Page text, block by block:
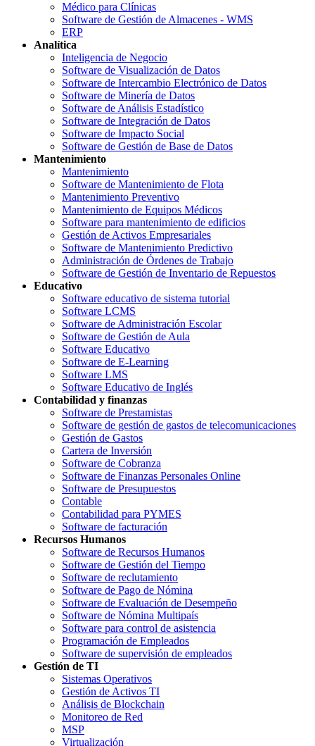
Médico para Clínicas
Software de Gestión de Almacenes - WMS
ERP
Analítica
Inteligencia de Negocio
Software de Visualización de Datos
Software de Intercambio Electrónico de Datos
Software de Minería de Datos
Software de Análisis Estadístico
Software de Integración de Datos
Software de Impacto Social
Software de Gestión de Base de Datos
Mantenimiento
Mantenimiento
Software de Mantenimiento de Flota
Mantenimiento Preventivo
Mantenimiento de Equipos Médicos
Software para mantenimiento de edificios
Gestión de Activos Empresariales
Software de Mantenimiento Predictivo
Administración de Órdenes de Trabajo
Software de Gestión de Inventario de Repuestos
Educativo
Software educativo de sistema tutorial
Software LCMS
Software de Administración Escolar
Software de Gestión de Aula
Software Educativo
Software de E-Learning
Software LMS
Software Educativo de Inglés
Contabilidad y finanzas
Software de Prestamistas
Software de gestión de gastos de telecomunicaciones
Gestión de Gastos
Cartera de Inversión
Software de Cobranza
Software de Finanzas Personales Online
Software de Presupuestos
Contable
Contabilidad para PYMES
Software de facturación
Recursos Humanos
Software de Recursos Humanos
Software de Gestión del Tiempo
Software de reclutamiento
Software de Pago de Nómina
Software de Evaluación de Desempeño
Software de Nómina Multipaís
Software para control de asistencia
Programación de Empleados
Software de supervisión de empleados
Gestión de TI
Sistemas Operativos
Gestión de Activos TI
Análisis de Blockchain
Monitoreo de Red
MSP
Virtualización